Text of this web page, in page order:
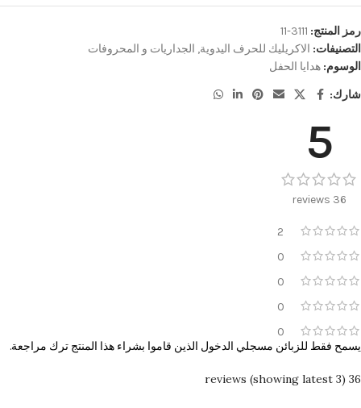
رمز المنتج: 3111-11
التصنيفات: الاكريليك للحرف اليدوية, الجداريات و المحروفات
الوسوم: هدايا الحفل
شارك:
5
36 reviews
2
0
0
0
0
36 reviews (showing latest 3)
يسمح فقط للزبائن مسجلي الدخول الذين قاموا بشراء هذا المنتج ترك مراجعة.